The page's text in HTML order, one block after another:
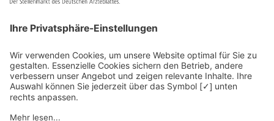
Kontakt
Datenschutz
Newsletter